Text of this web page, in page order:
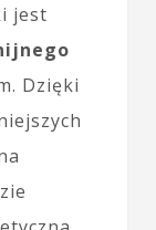
jest
Dzięki